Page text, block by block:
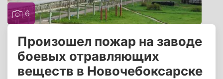
6
Произошел пожар на заводе
боевых отравляющих
веществ в Новочебоксарске